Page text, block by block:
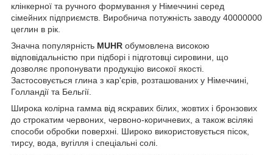
клінкерної та ручного формування у Німеччині серед
сімейних підприємств. Виробнича потужність заводу 40000000
цеглин в рік.
Значна популярність MUHR обумовлена високою
відповідальністю при підборі і підготовці сировини, що
дозволяє пропонувати продукцію високої якості.
Застосовується глина з кар'єрів, розташованих у Німеччині,
Голландії та Бельгії.
Широка колірна гамма від яскравих білих, жовтих і бронзових
до строкатим червоних, червоно-коричневих, а також всілякі
способи обробки поверхні. Широко використовується пісок,
тирсу, вода, вугілля і спеціальні солі.